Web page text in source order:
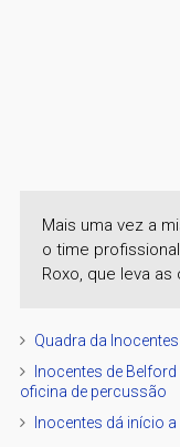
Mais uma vez a
o time
Roxo, que leva
Quadra da
Inocentes de
oficina de percussão
Inocentes dá início